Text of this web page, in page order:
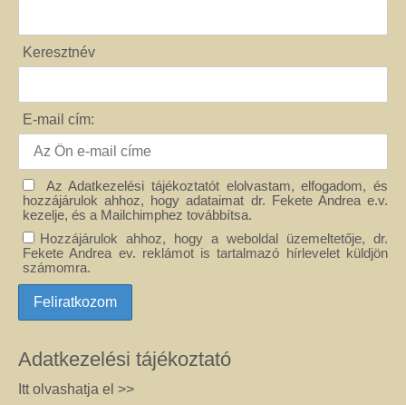
Keresztnév
E-mail cím:
Az Adatkezelési tájékoztatót elolvastam, elfogadom, és
hozzájárulok ahhoz, hogy adataimat dr. Fekete Andrea e.v.
kezelje, és a Mailchimphez továbbítsa.
Hozzájárulok ahhoz, hogy a weboldal üzemeltetője, dr.
Fekete Andrea ev. reklámot is tartalmazó hírlevelet küldjön
számomra.
Adatkezelési tájékoztató
Itt olvashatja el >>